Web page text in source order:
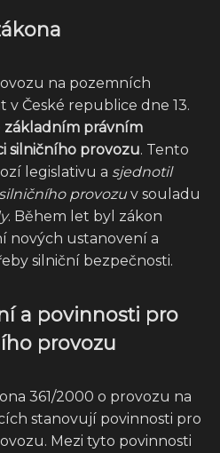
na pozemních
České republice dne 13.
základním právním
silničního provozu. Tento
legislativu a sjednotil
provozu v souladu
. Během let byl zákon
nových ustanovení a
silniční bezpečnosti.
a povinnosti pro
provozu
361/2000 o provozu na
stanovují povinnosti pro
Mezi tyto povinnosti